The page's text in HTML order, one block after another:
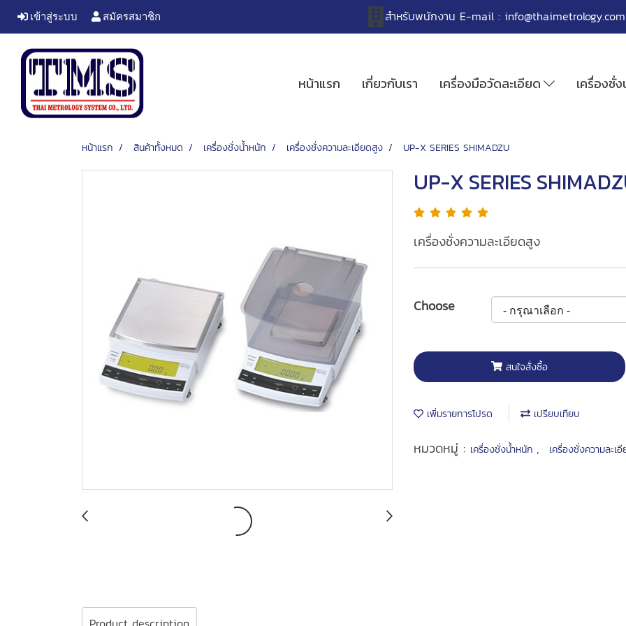
เข้าสู่ระบบ สมัครสมาชิก สำหรับพนักงาน E-mail : info@thaimetrology.com
หน้าแรก เกี่ยวกับเรา เครื่องมือวัดละเอียด เครื่องชั่
หน้าแรก สินค้าทั้งหมด เครื่องชั่งน้ำหนัก เครื่องชั่งความละเอียดสูง UP-X SERIES SHIMADZU
UP-X SERIES
เครื่องชั่งความละเอียดสูง
Choose
สนใจสั่งซื้อ
เพิ่มรายการโปรด เปรียบเทียบ
หมวดหมู่ : เครื่องชั่งน้ำหนัก , เครื่องชั่งความละเ